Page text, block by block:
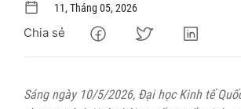
11, Tháng 05, 2026
Chia sẻ
Sáng ngày 10/5/2026, Đại học Kinh tế